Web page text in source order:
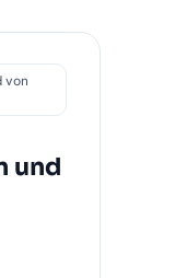
von
und